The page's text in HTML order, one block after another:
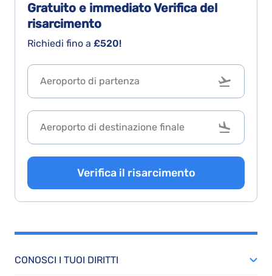
Gratuito e immediatoVerifica del
risarcimento
Richiedi fino a £520!
Verifica il risarcimento
CONOSCI I TUOI DIRITTI